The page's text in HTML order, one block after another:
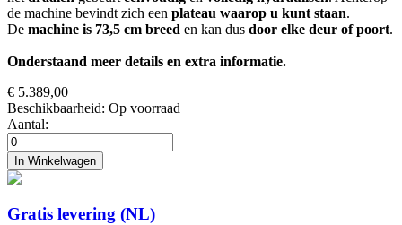
de machine bevindt zich een plateau waarop u kunt staan.
De machine is 73,5 cm breed en kan dus door elke deur of poort.
Onderstaand meer details en extra informatie.
€ 5.389,00
Beschikbaarheid: Op voorraad
Aantal:
In Winkelwagen
Gratis levering (NL)